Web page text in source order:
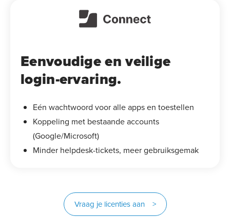
Eenvoudige en veilige
login-ervaring.
Eén wachtwoord voor alle apps en toestellen
Koppeling met bestaande accounts
(Google/Microsoft)
Minder helpdesk-tickets, meer gebruiksgemak
Vraag je licenties aan >